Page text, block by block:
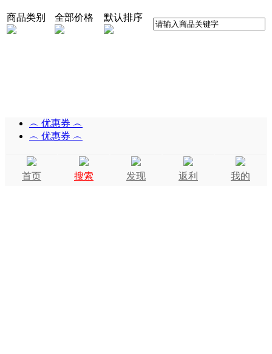
商品类别 全部价格 默认排序
︵ 优惠券 ︵
︵ 优惠券 ︵
首页 搜索 发现 返利 我的